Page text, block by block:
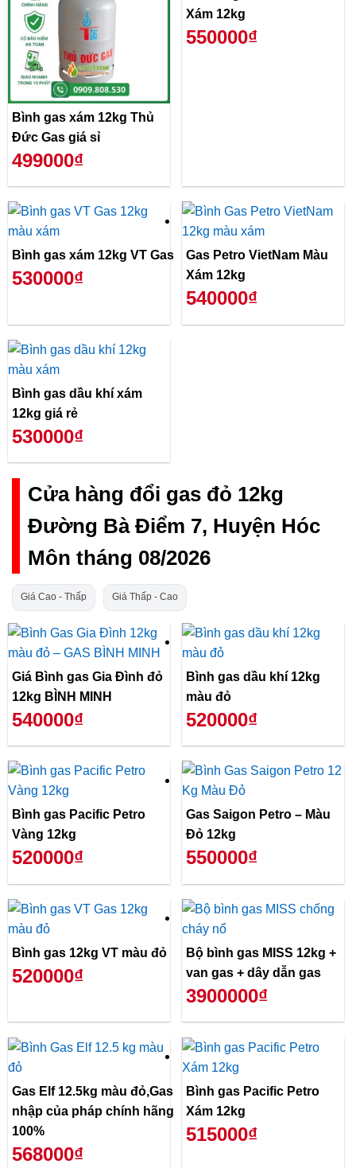
Bình gas xám 12kg Thủ
Đức Gas giá sỉ
499000₫
Xám 12kg
550000₫
Bình gas xám 12kg VT Gas
530000₫
Gas Petro VietNam Màu
Xám 12kg
540000₫
Bình gas dầu khí xám
12kg giá rẻ
530000₫
Cửa hàng đổi gas đỏ 12kg
Đường Bà Điểm 7, Huyện Hóc
Môn tháng 08/2026
Giá Cao - Thấp Giá Thấp - Cao
Giá Bình gas Gia Đình đỏ
12kg BÌNH MINH
540000₫
Bình gas dầu khí 12kg
màu đỏ
520000₫
Bình gas Pacific Petro
Vàng 12kg
520000₫
Gas Saigon Petro – Màu
Đỏ 12kg
550000₫
Bình gas 12kg VT màu đỏ
520000₫
Bộ bình gas MISS 12kg +
van gas + dây dẫn gas
3900000₫
Gas Elf 12.5kg màu đỏ,Gas
nhập của pháp chính hãng
100%
568000₫
Bình gas Pacific Petro
Xám 12kg
515000₫